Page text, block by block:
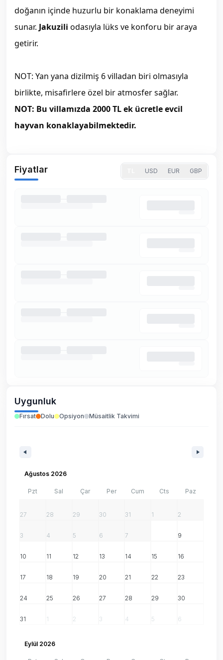
doğanın içinde huzurlu bir konaklama deneyimi
sunar. Jakuzili odasıyla lüks ve konforu bir araya
getirir.
NOT: Yan yana dizilmiş 6 villadan biri olmasıyla
birlikte, misafirlere özel bir atmosfer sağlar.
NOT: Bu villamızda 2000 TL ek ücretle evcil
hayvan konaklayabilmektedir.
Fiyatlar USD EUR GBP
Uygunluk
Fırsat Dolu Opsiyon Müsaitlik Takvimi
Ağustos 2026
Pzt Sal Çar Per Cum Cts Paz
27 28 29 30 31 1 2
3 4 5 6 7 9
10 11 12 13 14 15 16
17 18 19 20 21 22 23
24 25 26 27 28 29 30
31 1 2 3 4 5 6
Eylül 2026